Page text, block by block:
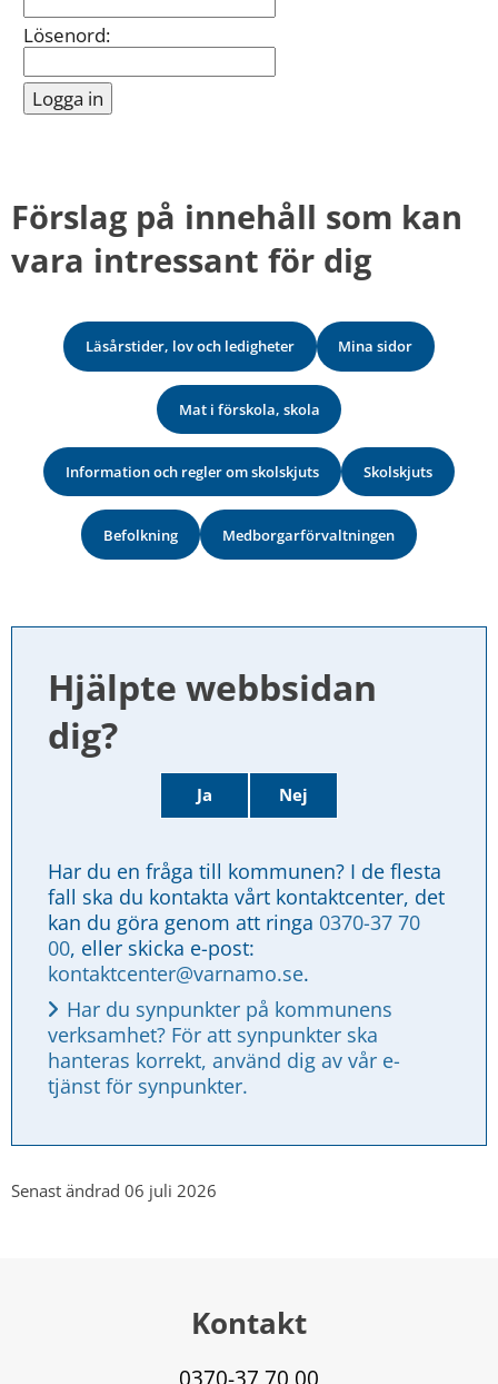
Lösenord:
Förslag på innehåll som kan
vara intressant för dig
Läsårstider, lov och ledigheter Mina sidor
Mat i förskola, skola
Information och regler om skolskjuts Skolskjuts
Befolkning Medborgarförvaltningen
Hjälpte webbsidan
dig?
Ja Nej
Har du en fråga till kommunen? I de flesta
fall ska du kontakta vårt kontaktcenter, det
kan du göra genom att ringa 0370-37 70
00
kontaktcenter@varnamo.se.
Har du synpunkter på kommunens
verksamhet? För att synpunkter ska
hanteras korrekt, använd dig av vår e-
tjänst för synpunkter.
dig?
Webbadress
sidan
Senast ändrad 06 juli 2026
Kontakt